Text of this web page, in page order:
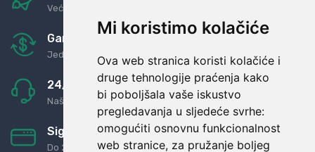
Mi koristimo kolačiće
Ova web stranica koristi kolačiće i
druge tehnologije praćenja kako
bi poboljšala vaše iskustvo
pregledavanja u sljedeće svrhe:
omogućiti osnovnu funkcionalnost
web stranice, za pružanje boljeg
Već za nekoliko dana kod vas
Garancija u povrat novaca
Jednostavno pravilo: Roba za novac
24/7 odlična podrška
Naši agenti uvijek na raspolaganju
Sigurno obročno plaćanje
Do 24 rata bez kamata